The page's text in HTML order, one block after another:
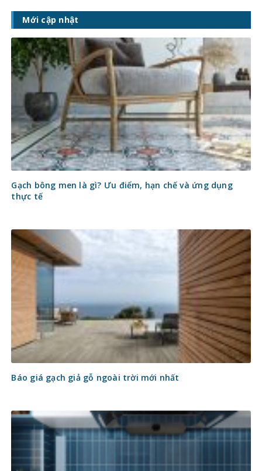
Mới cập nhật
Gạch bông men là gì? Ưu điểm, hạn chế và ứng dụng
thực tế
Báo giá gạch giả gỗ ngoài trời mới nhất